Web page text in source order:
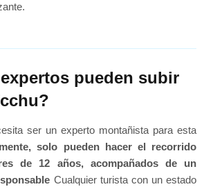
pueden subir
ser un experto montañista para esta
solo pueden hacer el recorrido
de 12 años, acompañados de un
Cualquier turista con un estado